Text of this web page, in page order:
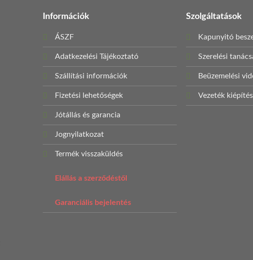
Információk
ÁSZF
Adatkezelési Tájékoztató
Szállítási információk
Fizetési lehetőségek
Jótállás és garancia
Jognyilatkozat
Termék visszaküldés
Elállás a szerződéstől
Garanciális bejelentés
Szolgáltatások
Kapunyitó
Szerelési
Beüzemelési
Vezeték kiépítés